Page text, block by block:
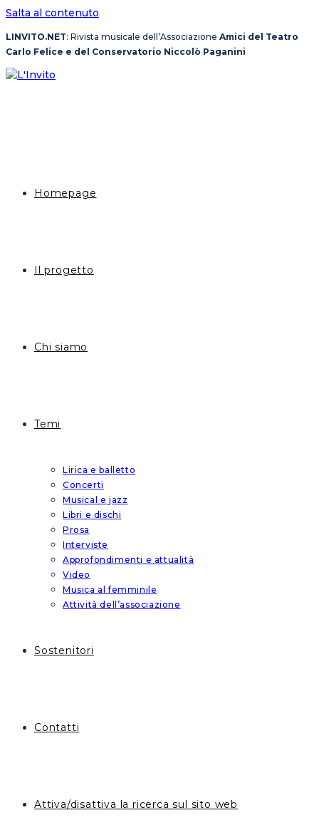
Salta al contenuto
LINVITO.NET: Rivista musicale dell’Associazione Amici del Teatro
Carlo Felice e del Conservatorio Niccolò Paganini
Homepage
Il progetto
Chi siamo
Temi
Lirica e balletto
Concerti
Musical e jazz
Libri e dischi
Prosa
Interviste
Approfondimenti e attualità
Video
Musica al femminile
Attività dell’associazione
Sostenitori
Contatti
Attiva/disattiva la ricerca sul sito web